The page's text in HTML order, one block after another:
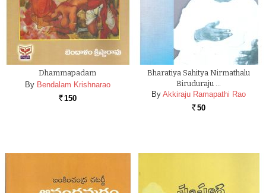
Dhammapadam
By Bendalam Krishnarao
Rs. 150
Bharatiya Sahitya Nirmathalu
Biruduraju …
By Akkiraju Ramapathi Rao
Rs. 50